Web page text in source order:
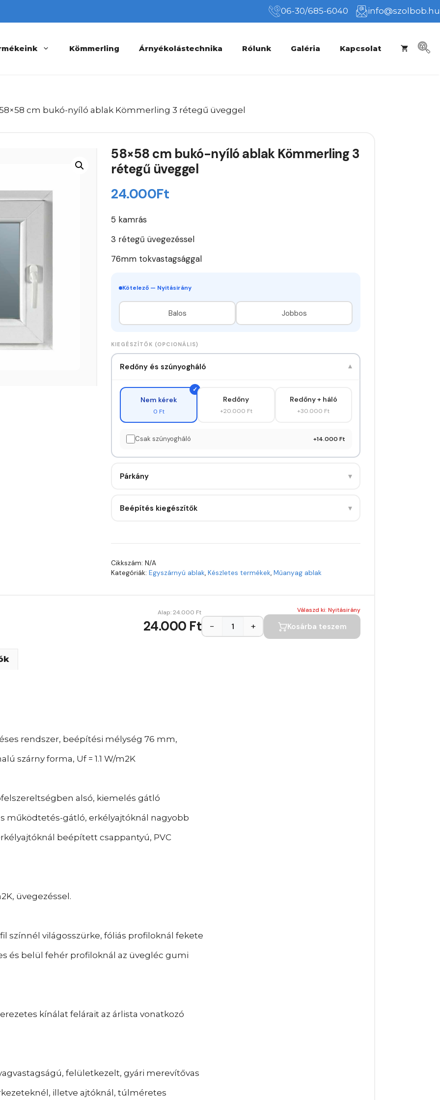
06-30/685-6040 info@szolbob.hu
Kömmerling Árnyékolástechnika Rólunk Galéria Kapcsolat
cm bukó-nyíló ablak Kömmerling 3 rétegű üveggel
58×58 cm bukó-nyíló ablak Kömmerling 3
rétegű üveggel
24.000Ft
5 kamrás
3 rétegű üvegezéssel
76mm tokvastagsággal
Kötelező — Nyitásirány
Balos Jobbos
KIEGÉSZÍTŐK (OPCIONÁLIS)
Redőny és szúnyogháló ▾
Nem kérek
0 Ft
Redőny
+20.000 Ft
Redőny + háló
+30.000 Ft
Csak szúnyogháló +14.000 Ft
Párkány ▾
Beépítés kiegészítők ▾
Cikkszám:N/A
Kategóriák:Egyszárnyú ablak,Készletes termékek,Műanyag ablak
Alap:24.000 Ft
24.000 Ft
Válaszd ki: Nyitásirány
− + Kosárba teszem
rendszer, beépítési mélység 76 mm,
szárny forma, Uf = 1.1 W/m2K
alsó, kiemelés gátló
működtetés-gátló, erkélyajtóknál nagyobb
beépített csappantyú, PVC
üvegezéssel.
színnél világosszürke, fóliás profiloknál fekete
és belül fehér profiloknál az üvegléc gumi
kínálat felárait az árlista vonatkozó
felületkezelt, gyári merevítővas
illetve ajtóknál, túlméretes